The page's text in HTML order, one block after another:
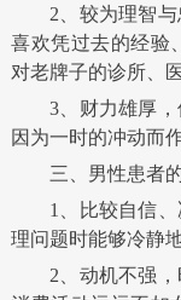
2、较为理智与
喜欢凭过去的经验
对老牌子的诊所、
3、财力雄厚，
因为一时的冲动而
三、男性患者的
1、比较自信、
理问题时能够冷静
2、动机不强，